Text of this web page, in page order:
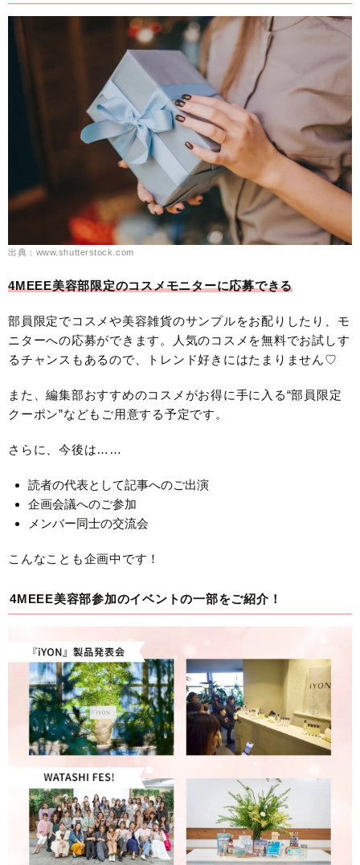
出典：www.shutterstock.com
4MEEE美容部限定のコスメモニターに応募できる
部員限定でコスメや美容雑貨のサンプルをお配りしたり、モ
ニターへの応募ができます。人気のコスメを無料でお試しす
るチャンスもあるので、トレンド好きにはたまりません♡
また、編集部おすすめのコスメがお得に手に入る“部員限定
クーポン”などもご用意する予定です。
さらに、今後は……
読者の代表として記事へのご出演
企画会議へのご参加
メンバー同士の交流会
こんなことも企画中です！
4MEEE美容部参加のイベントの一部をご紹介！